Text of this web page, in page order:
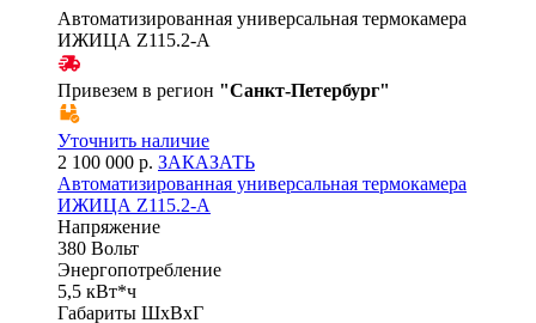
Автоматизированная универсальная термокамера
ИЖИЦА Z115.2-A
Привезем в регион "Санкт-Петербург"
Уточнить наличие
2 100 000 р. ЗАКАЗАТЬ
Автоматизированная универсальная термокамера
ИЖИЦА Z115.2-A
Напряжение
380 Вольт
Энергопотребление
5,5 кВт*ч
Габариты ШхВхГ